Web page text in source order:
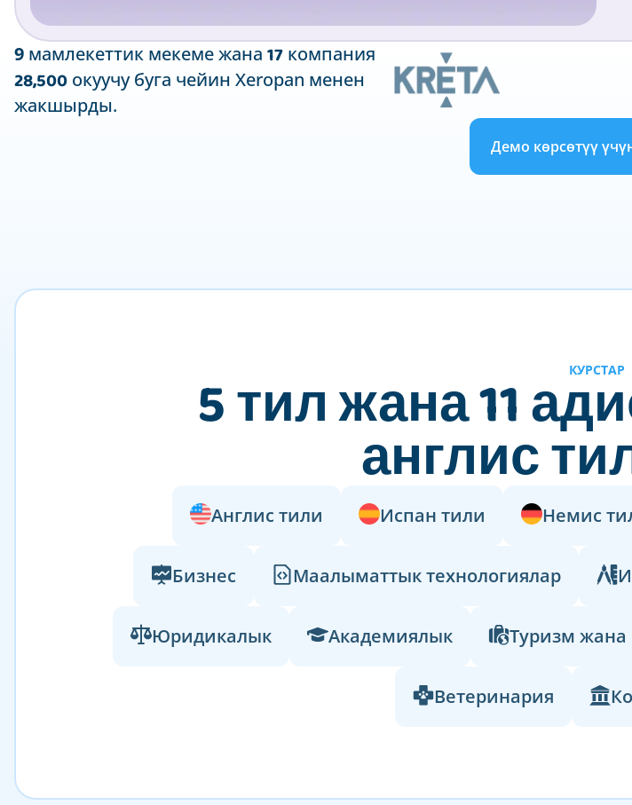
9 мамлекеттик мекеме жана 17 компания
28,500 окуучу буга чейин Xeropan менен
жакшырды.
Демо көрсөтүү
КУРСТАР
5 тил жана 11
англис
Англис тили Испан тили Немис
Бизнес Маалыматтык технологиялар
Юридикалык Академиялык Туризм жана
Ветеринария